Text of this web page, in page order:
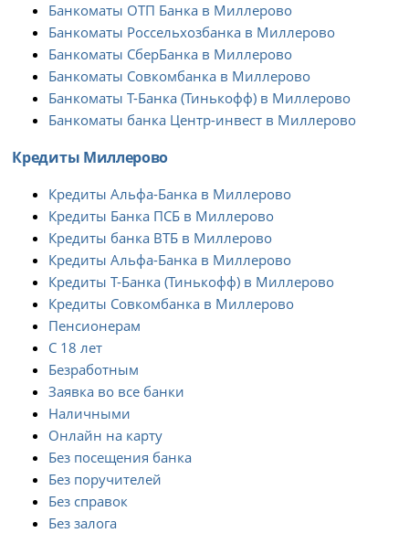
Банкоматы ОТП Банка в Миллерово
Банкоматы Россельхозбанка в Миллерово
Банкоматы СберБанка в Миллерово
Банкоматы Совкомбанка в Миллерово
Банкоматы Т-Банка (Тинькофф) в Миллерово
Банкоматы банка Центр-инвест в Миллерово
Кредиты Миллерово
Кредиты Альфа-Банка в Миллерово
Кредиты Банка ПСБ в Миллерово
Кредиты банка ВТБ в Миллерово
Кредиты Альфа-Банка в Миллерово
Кредиты Т-Банка (Тинькофф) в Миллерово
Кредиты Совкомбанка в Миллерово
Пенсионерам
С 18 лет
Безработным
Заявка во все банки
Наличными
Онлайн на карту
Без посещения банка
Без поручителей
Без справок
Без залога